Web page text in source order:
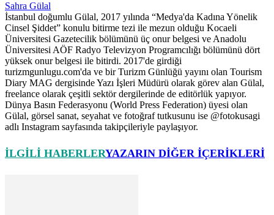
Sahra Gülal
İstanbul doğumlu Gülal, 2017 yılında “Medya'da Kadına Yönelik
Cinsel Şiddet” konulu bitirme tezi ile mezun olduğu Kocaeli
Üniversitesi Gazetecilik bölümünü üç onur belgesi ve Anadolu
Üniversitesi AÖF Radyo Televizyon Programcılığı bölümünü dört
yüksek onur belgesi ile bitirdi. 2017'de girdiği
turizmgunlugu.com'da ve bir Turizm Günlüğü yayını olan Tourism
Diary MAG dergisinde Yazı İşleri Müdürü olarak görev alan Gülal,
freelance olarak çeşitli sektör dergilerinde de editörlük yapıyor.
Dünya Basın Federasyonu (World Press Federation) üyesi olan
Gülal, görsel sanat, seyahat ve fotoğraf tutkusunu ise @fotokusagi
adlı Instagram sayfasında takipçileriyle paylaşıyor.
İLGILI HABERLERYAZARIN DIĞER İÇERIKLERI